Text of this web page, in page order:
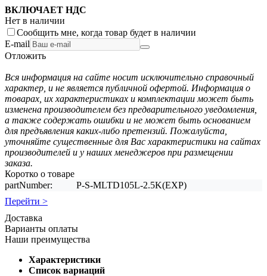
ВКЛЮЧАЕТ НДС
Нет в наличии
Сообщить мне, когда товар будет в наличии
E-mail
Отложить
Вся информация на сайте носит исключительно справочный
характер, и не является публичной офертой. Информация о
товарах, их характеристиках и комплектации может быть
изменена производителем без предварительного уведомления,
а также содержать ошибки и не может быть основанием
для предъявления каких-либо претензий. Пожалуйста,
уточняйте существенные для Вас характеристики на сайтах
производителей и у наших менеджеров при размещении
заказа.
Коротко о товаре
partNumber:
P-S-MLTD105L-2.5K(EXP)
Перейти >
Доставка
Варианты оплаты
Наши преимущества
Характеристики
Список вариаций